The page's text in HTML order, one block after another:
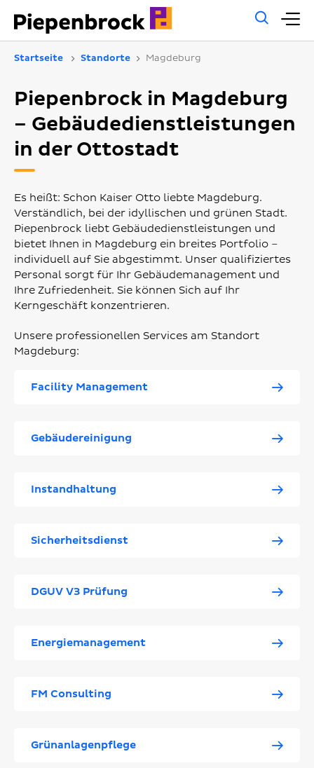
Startseite Standorte Magdeburg
Piepenbrock in Magdeburg
– Gebäudedienstleistungen
in der Ottostadt
Es heißt: Schon Kaiser Otto liebte Magdeburg.
Verständlich, bei der idyllischen und grünen Stadt.
Piepenbrock liebt Gebäudedienstleistungen und
bietet Ihnen in Magdeburg ein breites Portfolio –
individuell auf Sie abgestimmt. Unser qualifiziertes
Personal sorgt für Ihr Gebäudemanagement und
Ihre Zufriedenheit. Sie können Sich auf Ihr
Kerngeschäft konzentrieren.
Unsere professionellen Services am Standort
Magdeburg:
Facility Management
Gebäudereinigung
Instandhaltung
Sicherheitsdienst
DGUV V3 Prüfung
Energiemanagement
FM Consulting
Grünanlagenpflege